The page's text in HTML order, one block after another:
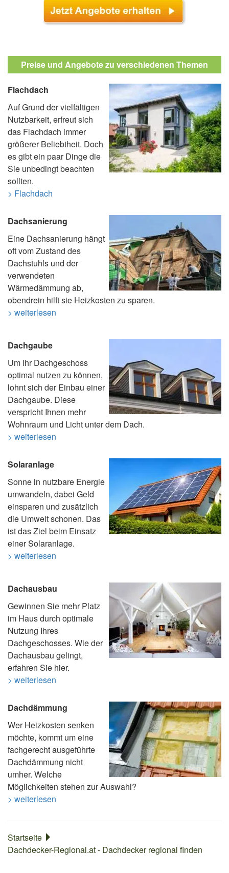
Preise und Angebote zu verschiedenen Themen
Flachdach
Auf Grund der vielfältigen
Nutzbarkeit, erfreut sich
das Flachdach immer
größerer Beliebtheit. Doch
es gibt ein paar Dinge die
Sie unbedingt beachten
sollten.
> Flachdach
Dachsanierung
Eine Dachsanierung hängt
oft vom Zustand des
Dachstuhls und der
verwendeten
Wärmedämmung ab,
obendrein hilft sie Heizkosten zu sparen.
> weiterlesen
Dachgaube
Um Ihr Dachgeschoss
optimal nutzen zu können,
lohnt sich der Einbau einer
Dachgaube. Diese
verspricht Ihnen mehr
Wohnraum und Licht unter dem Dach.
> weiterlesen
Solaranlage
Sonne in nutzbare Energie
umwandeln, dabei Geld
einsparen und zusätzlich
die Umwelt schonen. Das
ist das Ziel beim Einsatz
einer Solaranlage.
> weiterlesen
Dachausbau
Gewinnen Sie mehr Platz
im Haus durch optimale
Nutzung Ihres
Dachgeschosses. Wie der
Dachausbau gelingt,
erfahren Sie hier.
> weiterlesen
Dachdämmung
Wer Heizkosten senken
möchte, kommt um eine
fachgerecht ausgeführte
Dachdämmung nicht
umher. Welche
Möglichkeiten stehen zur Auswahl?
> weiterlesen
Startseite
Dachdecker-Regional.at - Dachdecker regional finden